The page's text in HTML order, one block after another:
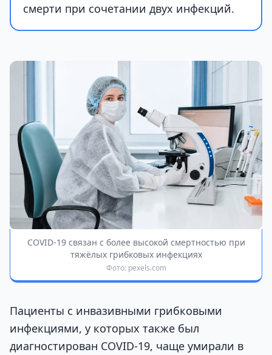
смерти при сочетании двух инфекций.
COVID-19 связан с более высокой смертностью при
тяжёлых грибковых инфекциях
Фото: pexels.com
Пациенты с инвазивными грибковыми
инфекциями, у которых также был
диагностирован COVID-19, чаще умирали в